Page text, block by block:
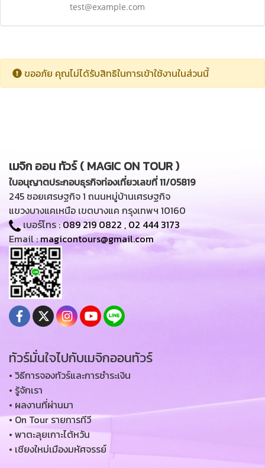
test@example.com
ขออภัย คุณไม่ได้รับสิทธิในการเข้าใช้งานในส่วนนี้
เมจิก ออน ทัวร์ ( MAGIC ON TOUR )
ใบอนุญาตประกอบธุรกิจท่องเที่ยวเลขที่ 11/05819
245 ซอยเศรษฐกิจ 1 ถนนหมู่บ้านเศรษฐกิจ
แขวงบางแคเหนือ เขตบางแค กรุงเทพฯ 10160
เบอร์โทร :089 219 0822 , 02 444 3173
Email :magicontours@gmail.com
ทัวร์มั่นใจไปกับเมจิกออนทัวร์
• วิธีการจองทัวร์และการชำระเงิน
• รู้จักเรา
• ผลงานที่ผ่านมา
• On Tour รายการทีวี
• พาตะลุยเกาะไต้หวัน
• เชียงใหม่เมืองมหัศจรรย์